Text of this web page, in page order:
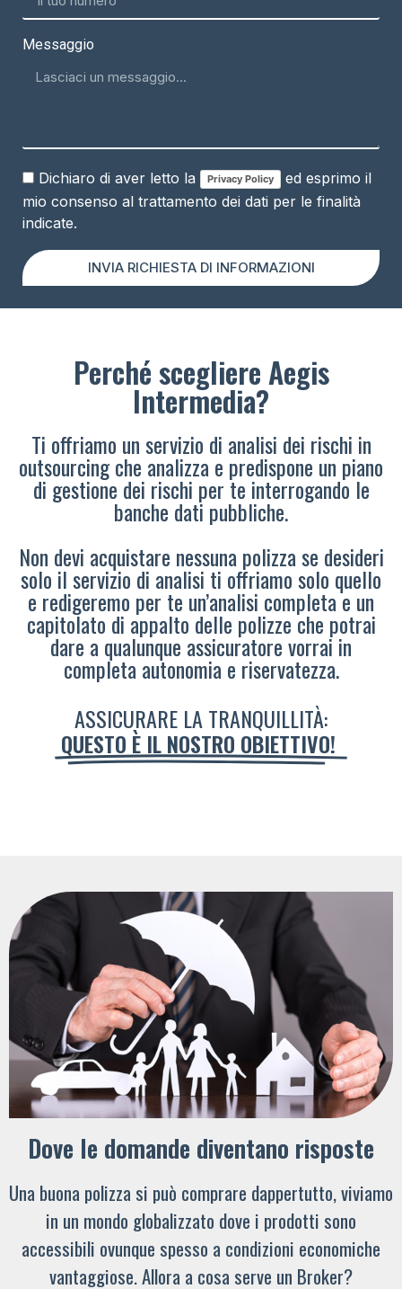
Messaggio
Dichiaro di aver letto la Privacy Policy
ed esprimo il
mio consenso al trattamento dei dati per le finalità
indicate.
INVIA RICHIESTA DI INFORMAZIONI
Perché scegliere Aegis
Intermedia?
Ti offriamo un servizio di analisi dei rischi in
outsourcing che analizza e predispone un piano
di gestione dei rischi per te interrogando le
banche dati pubbliche.
Non devi acquistare nessuna polizza se desideri
solo il servizio di analisi ti offriamo solo quello
e redigeremo per te un’analisi completa e un
capitolato di appalto delle polizze che potrai
dare a qualunque assicuratore vorrai in
completa autonomia e riservatezza.
ASSICURARE LA TRANQUILLITÀ:
QUESTO È IL NOSTRO OBIETTIVO!
Dove le domande diventano risposte
Una buona polizza si può comprare dappertutto, viviamo
in un mondo globalizzato dove i prodotti sono
accessibili ovunque spesso a condizioni economiche
vantaggiose. Allora a cosa serve un Broker?